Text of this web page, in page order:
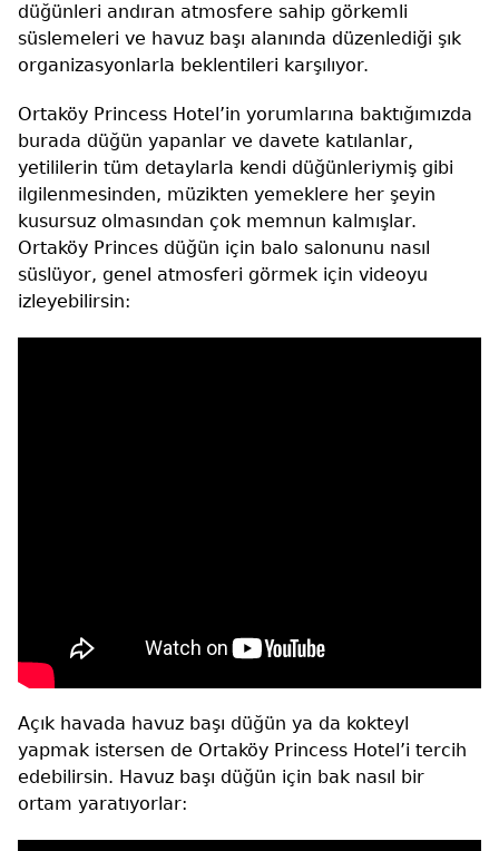
düğünleri andıran atmosfere sahip görkemli
süslemeleri ve havuz başı alanında düzenlediği şık
organizasyonlarla beklentileri karşılıyor.
Ortaköy Princess Hotel’in yorumlarına baktığımızda
burada düğün yapanlar ve davete katılanlar,
yetililerin tüm detaylarla kendi düğünleriymiş gibi
ilgilenmesinden, müzikten yemeklere her şeyin
kusursuz olmasından çok memnun kalmışlar.
Ortaköy Princes düğün için balo salonunu nasıl
süslüyor, genel atmosferi görmek için videoyu
izleyebilirsin:
Açık havada havuz başı düğün ya da kokteyl
yapmak istersen de Ortaköy Princess Hotel’i tercih
edebilirsin. Havuz başı düğün için bak nasıl bir
ortam yaratıyorlar: